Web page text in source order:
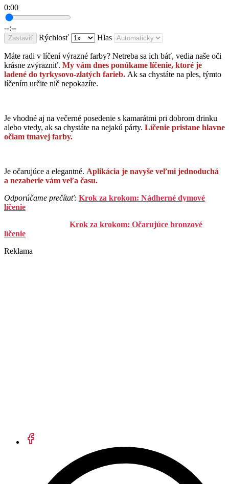
0:00
--:--
Zastaviť Rýchlosť Hlas
Máte radi v líčení výrazné farby? Netreba sa ich báť, vedia naše oči
krásne zvýrazniť. My vám dnes ponúkame líčenie, ktoré je
ladené do tyrkysovo-zlatých farieb. Ak sa chystáte na ples, týmto
líčením určite nič nepokazíte.
Je vhodné aj na večerné posedenie s kamarátmi pri dobrom drinku
alebo vtedy, ak sa chystáte na nejakú párty. Líčenie pristane hlavne
očiam tmavej farby.
Je očarujúce a elegantné. Aplikácia je navyše veľmi jednoduchá
a nezaberie vám veľa času.
Odporúčame prečítať: Krok za krokom: Nádherné dymové
líčenie
Krok za krokom: Očarujúce bronzové
líčenie
Reklama